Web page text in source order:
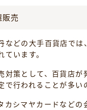
売
などの大手百貨店では
います。
対策として、百貨店が
で行われることが多い
カシマヤカードなどの